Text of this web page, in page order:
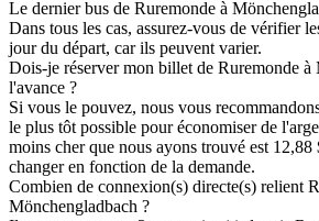
Le dernier bus de Ruremonde à
Dans tous les cas, assurez-vous de vérifier
jour du départ, car ils peuvent varier.
Dois-je réserver mon billet de Ruremonde à
l'avance ?
Si vous le pouvez, nous vous
le plus tôt possible pour économiser de
moins cher que nous ayons trouvé est
changer en fonction de la demande.
Combien de connexion(s) directe(s) relient
Mönchengladbach ?